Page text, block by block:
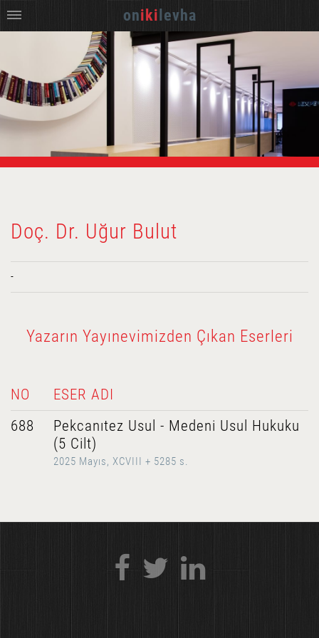
Doç. Dr. Uğur Bulut
-
Yazarın Yayınevimizden Çıkan Eserleri
NO
ESER ADI
688
Pekcanıtez Usul - Medeni Usul Hukuku
(5 Cilt)
2025 Mayıs, XCVIII + 5285 s.
oniki levha